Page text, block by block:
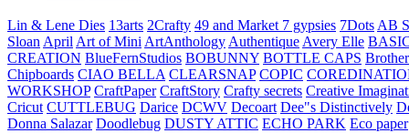
Lin & Lene Dies 13arts 2Crafty 49 and Market 7 gypsies 7Dots AB
Sloan April Art of Mini ArtAnthology Authentique Avery Elle
CREATION BlueFernStudios BOBUNNY BOTTLE CAPS Brother
Chipboards CIAO BELLA CLEARSNAP COPIC
WORKSHOP CraftPaper CraftStory Crafty secrets Creative
Cricut CUTTLEBUG Darice DCWV Decoart Dee"s Distinctively
Donna Salazar Doodlebug DUSTY ATTIC ECHO PARK Eco paper